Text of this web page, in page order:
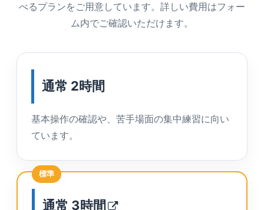
べるプランをご用意しています。詳しい費用はフォー
ム内でご確認いただけます。
通常 2時間
基本操作の確認や、苦手場面の集中練習に向い
ています。
標準
通常 3時間